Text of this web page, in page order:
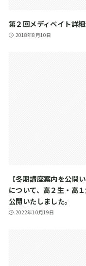
第２回メディベイト詳細
2018年8月10日
【冬期講座案内を公開
について、高２生・高
公開いたしました。
2022年10月19日